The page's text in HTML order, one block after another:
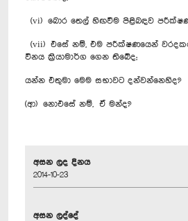
(vi) බොර තෙල් හිඟවීම පිළිබඳව
(vii) එසේ නම්, එම පරීක්ෂණයෙන්
විනය ක්‍රියාමාර්ග ගෙන තිබේද;
යන්න එතුමා මෙම සභාවට දන්වන්නෙහිද?
(ආ) නොඑසේ නම්, ඒ මන්ද?
අසන ලද දිනය
2014-10-23
අසන ලද්දේ